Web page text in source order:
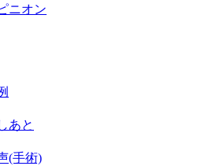
ニオン
あと
(手術)